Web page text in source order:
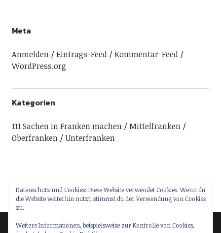
Meta
Anmelden Eintrags-Feed
Kommentar-Feed
WordPress.org
Kategorien
111 Sachen in Franken machen
Mittelfranken
Oberfranken
Unterfranken
Datenschutz und Cookies: Diese Website verwendet Cookies. Wenn du
die Website weiterhin nutzt, stimmst du der Verwendung von Cookies
zu.
Weitere Informationen, beispielsweise zur Kontrolle von Cookies,